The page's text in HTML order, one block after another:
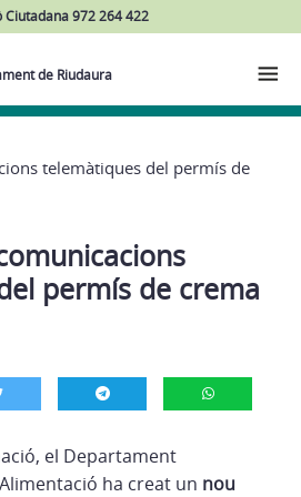
Ciutadana 972 264 422
de Riudaura
telemàtiques del permís de
permís de crema
el Departament
ha creat un nou